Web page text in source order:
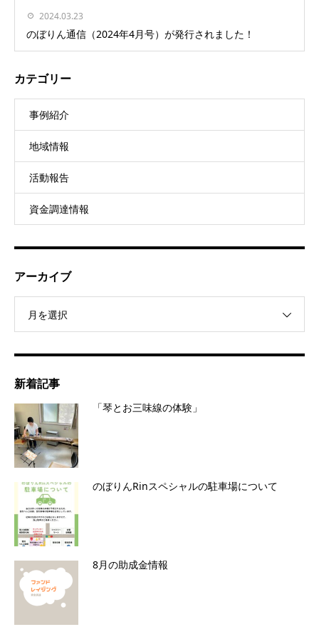
2024.03.23
のぼりん通信（2024年4月号）が発行されました！
カテゴリー
事例紹介
地域情報
活動報告
資金調達情報
アーカイブ
月を選択
新着記事
「琴とお三味線の体験」
のぼりんRinスペシャルの駐車場について
8月の助成金情報